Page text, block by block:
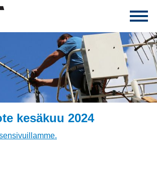
kesäkuu 2024